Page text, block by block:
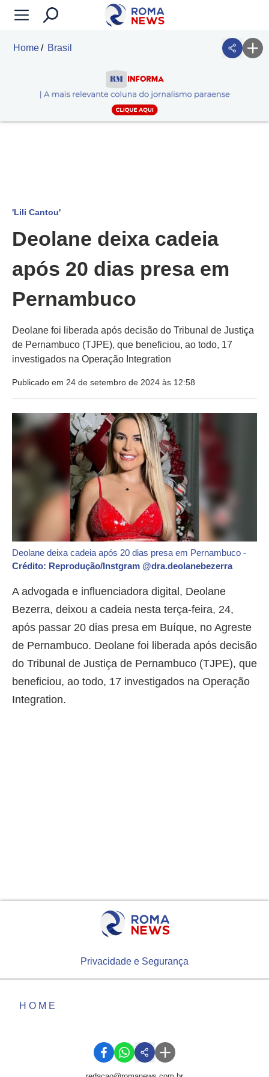
Home Brasil
'Lili Cantou'
Deolane deixa cadeia
após 20 dias presa em
Pernambuco
Deolane foi liberada após decisão do Tribunal de Justiça
de Pernambuco (TJPE), que beneficiou, ao todo, 17
investigados na Operação Integration
Publicado em 24 de setembro de 2024 às 12:58
Deolane deixa cadeia após 20 dias presa em Pernambuco -
Crédito: Reprodução/Instgram @dra.deolanebezerra
A advogada e influenciadora digital, Deolane
Bezerra, deixou a cadeia nesta terça-feira, 24,
após passar 20 dias presa em Buíque, no Agreste
de Pernambuco. Deolane foi liberada após decisão
do Tribunal de Justiça de Pernambuco (TJPE), que
beneficiou, ao todo, 17 investigados na Operação
Integration.
Privacidade e Segurança
HOME